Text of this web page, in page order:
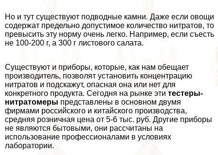
Но и тут существуют подводные камни. Даже если овощи
содержат предельно допустимое количество нитратов, то
превысить эту норму очень легко. Например, если съесть
не 100-200 г, а 300 г листового салата.
Существуют и приборы, которые, как нам обещает
производитель, позволят установить концентрацию
нитратов и подскажут, опасная она или нет для
конкретного продукта. Сегодня на рынке эти тестеры-
нитратомеры представлены в основном двумя
фирмами российского и китайского производства,
средняя розничная цена от 5-6 тыс. руб. Другие приборы
не являются бытовыми, они рассчитаны на
использование профессионалами в условиях
лаборатории.